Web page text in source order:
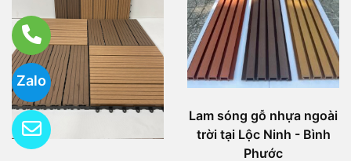
Zalo
Lam sóng gỗ nhựa ngoài
trời tại Lộc Ninh - Bình
Phước